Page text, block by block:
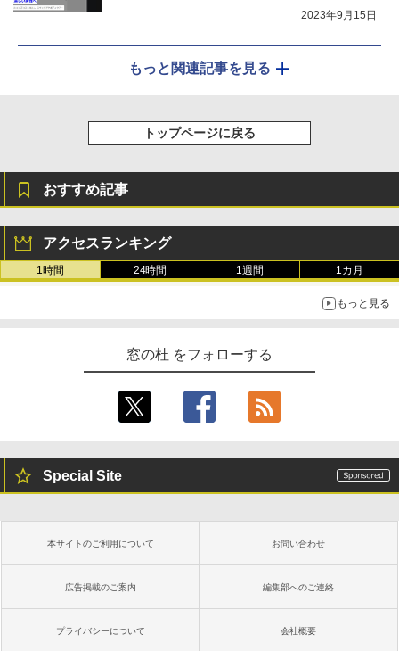
2023年9月15日
もっと関連記事を見る
トップページに戻る
おすすめ記事
アクセスランキング
1時間 24時間 1週間 1カ月
もっと見る
窓の杜 をフォローする
Special Site
本サイトのご利用について お問い合わせ
広告掲載のご案内 編集部へのご連絡
プライバシーについて 会社概要